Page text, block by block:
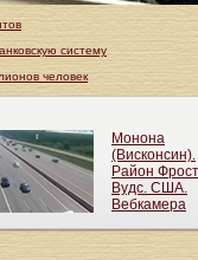
систему
человек